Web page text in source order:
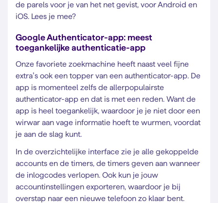
de parels voor je van het net gevist, voor Android en
iOS. Lees je mee?
Google Authenticator-app: meest
toegankelijke authenticatie-app
Onze favoriete zoekmachine heeft naast veel fijne
extra’s ook een topper van een authenticator-app. De
app is momenteel zelfs de allerpopulairste
authenticator-app en dat is met een reden. Want de
app is heel toegankelijk, waardoor je je niet door een
wirwar aan vage informatie hoeft te wurmen, voordat
je aan de slag kunt.
In de overzichtelijke interface zie je alle gekoppelde
accounts en de timers, de timers geven aan wanneer
de inlogcodes verlopen. Ook kun je jouw
accountinstellingen exporteren, waardoor je bij
overstap naar een nieuwe telefoon zo klaar bent.